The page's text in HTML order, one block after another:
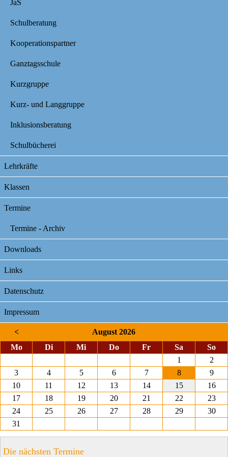
JaS
Schulberatung
Kooperationspartner
Ganztagsschule
Kurzgruppe
Kurz- und Langgruppe
Inklusionsberatung
Schulbücherei
Lehrkräfte
Klassen
Termine
Termine - Archiv
Downloads
Links
Datenschutz
Impressum
<
August 2026
Montag Dienstag Mittwoch Donnerstag
Freitag Sa So
1
2
3
4 5 6 7 8
9
10
11 12 13 14 15
16
17
18 19 20 21 22
23
24
25 26 27 28 29
30
31
Die nächsten Termine